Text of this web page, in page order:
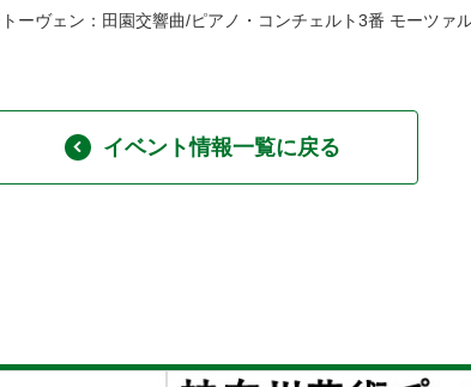
ーヴェン：田園交響曲/ピアノ・コンチェルト3番 モーツァ
イベント情報一覧に戻る